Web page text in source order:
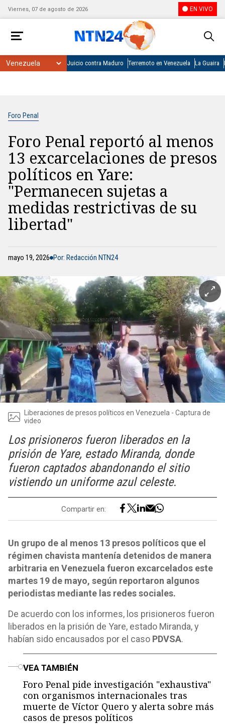
Viernes, 07 de agosto de 2026 EN VIVO
Juicio contra Maduro Terremoto en Venezuela La Guaira
Foro Penal
Foro Penal reportó al menos
13 excarcelaciones de presos
políticos en Yare:
"Permanecen sujetas a
medidas restrictivas de su
libertad"
mayo 19, 2026 Por: Redacción NTN24
Liberaciones de presos políticos en Venezuela - Captura de
video
Los prisioneros fueron liberados en la
prisión de Yare, estado Miranda, donde
fueron captados abandonando el sitio
vistiendo un uniforme azul celeste.
Compartir en:
Un grupo de al menos 13 presos políticos que el
régimen chavista mantenía detenidos de manera
arbitraria en Venezuela fueron excarcelados este
martes 19 de mayo, según reportaron algunos
periodistas mediante las redes sociales.
De acuerdo con los informes, los prisioneros fueron
liberados en la prisión de Yare, estado Miranda, y
habían sido encausados por el caso PDVSA.
VEA TAMBIÉN
Foro Penal pide investigación "exhaustiva"
con organismos internacionales tras
muerte de Víctor Quero y alerta sobre más
casos de presos políticos